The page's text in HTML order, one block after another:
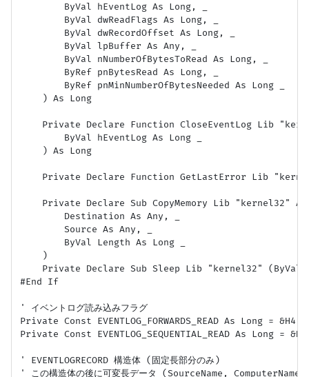
        ByVal hEventLog As Long, _
        ByVal dwReadFlags As Long, _
        ByVal dwRecordOffset As Long, _
        ByVal lpBuffer As Any, _
        ByVal nNumberOfBytesToRead As Long, _
        ByRef pnBytesRead As Long, _
        ByRef pnMinNumberOfBytesNeeded As Long _
    ) As Long
Private Declare Function CloseEventLog Lib
        ByVal hEventLog As Long _
    ) As Long
Private Declare Function GetLastError Lib
Private Declare Sub CopyMemory Lib "kernel32"
        Destination As Any, _
        Source As Any, _
        ByVal Length As Long _
    )
Private Declare Sub Sleep Lib "kernel32" (ByVal
#End If
' イベントログ読み込みフラグ
Private Const EVENTLOG_FORWARDS_READ As Long =
Private Const EVENTLOG_SEQUENTIAL_READ As Long =
' EVENTLOGRECORD 構造体 (固定長部分のみ)
' この構造体の後に可変長データ (SourceName,